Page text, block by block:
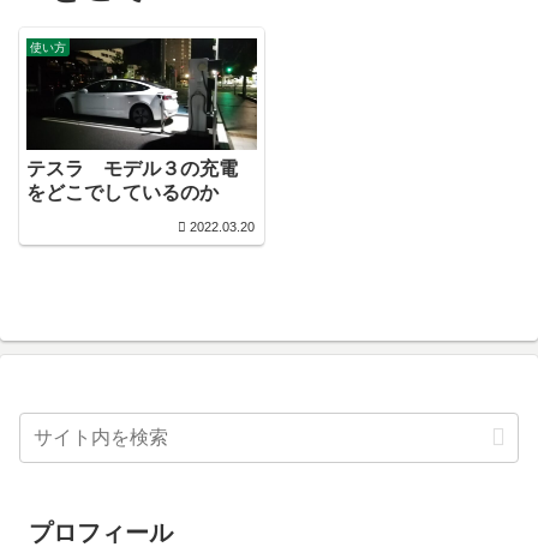
使い方
テスラ モデル３の充電
をどこでしているのか
2022.03.20
プロフィール